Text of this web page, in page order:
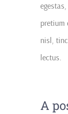
pretium
nisl,
lectus.
A